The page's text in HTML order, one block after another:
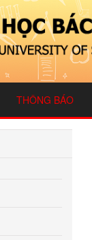
THÔNG BÁO